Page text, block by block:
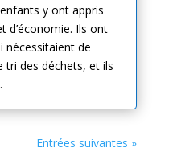
y ont appris
d’économie. Ils ont
nécessitaient de
tri des déchets, et ils
Entrées suivantes »